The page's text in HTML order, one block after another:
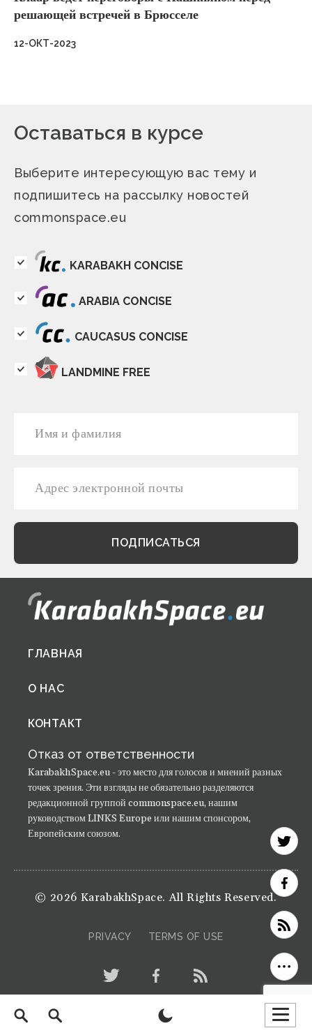
решающей встречей в Брюсселе
12-ОКТ-2023
Оставаться в курсе
Выберите интересующую вас тему и
подпишитесь на рассылку новостей
commonspace.eu
KARABAKH CONCISE
ARABIA CONCISE
CAUCASUS CONCISE
LANDMINE FREE
Footer
menu
ГЛАВНАЯ
О НАС
КОНТАКТ
Отказ от ответственности
KarabakhSpace.eu - это место для голосов и мнений разных
точек зрения. Эти взгляды не обязательно разделяются
редакционной группой commonspace.eu, нашим
руководством LINKS Europe или нашим спонсором,
Европейским союзом.
© 2026 KarabakhSpace. All Rights Reserved.
PRIVACY TERMS OF USE